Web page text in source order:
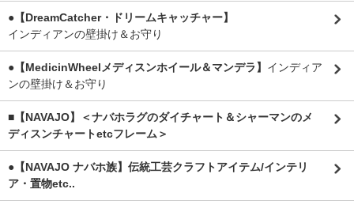
●【DreamCatcher・ドリームキャッチャー】
インディアンの壁掛け＆お守り
●【MedicinWheelメディスンホイール＆マンデラ】 インディア
ンの壁掛け＆お守り
■【NAVAJO】＜ナバホラグのダイチャート＆シャーマンのメ
ディスンチャートetcフレーム＞
●【NAVAJO ナバホ族】伝統工芸クラフトアイテム/インテリ
ア・置物etc..